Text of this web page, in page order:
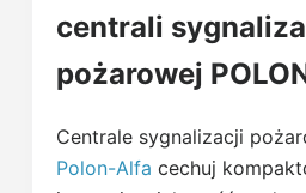
centrali
pożarowej
Centrale sygnalizacji
Polon-Alfa cechuj